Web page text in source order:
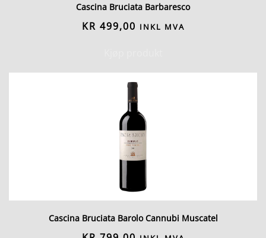
Cascina Bruciata Barbaresco
KR 499,00 INKL MVA
Cascina Bruciata Barolo Cannubi Muscatel